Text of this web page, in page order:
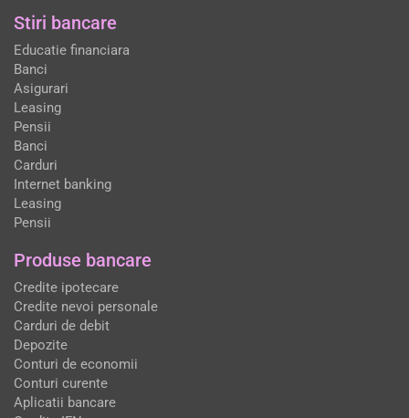
Stiri bancare
Educatie financiara
Banci
Asigurari
Leasing
Pensii
Banci
Carduri
Internet banking
Leasing
Pensii
Produse bancare
Credite ipotecare
Credite nevoi personale
Carduri de debit
Depozite
Conturi de economii
Conturi curente
Aplicatii bancare